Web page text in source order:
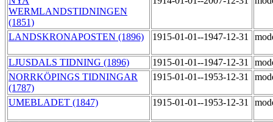
WERMLANDSTIDNINGEN
(1851)
LANDSKRONAPOSTEN (1896) 1915-01-01--1947-12-31
LJUSDALS TIDNING (1896) 1915-01-01--1947-12-31
NORRKÖPINGS TIDNINGAR
(1787)
1915-01-01--1953-12-31
UMEBLADET (1847) 1915-01-01--1953-12-31